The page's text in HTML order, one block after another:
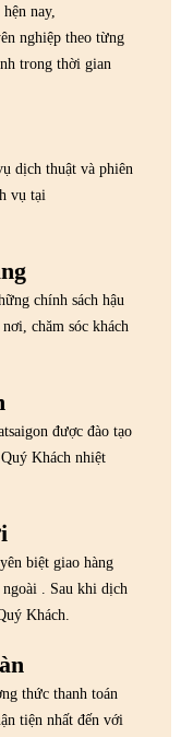
nay,
nghiệp theo từng
trong thời gian
dịch thuật và phiên
vụ tại
chính sách hậu
chăm sóc khách
được đào tạo
Khách nhiệt
biệt giao hàng
. Sau khi dịch
Khách.
thức thanh toán
tiện nhất đến với